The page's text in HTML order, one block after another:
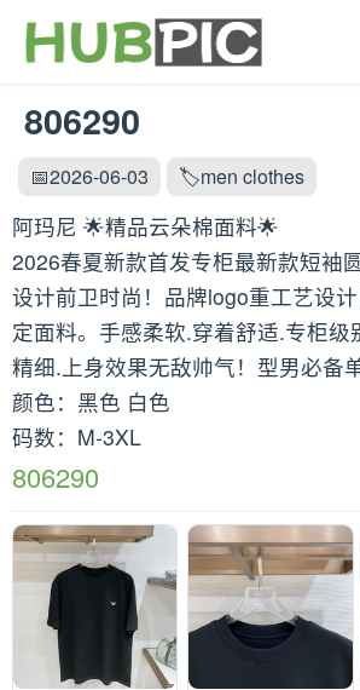
806290
📅2026-06-03 🏷️men clothes
阿玛尼 🌟精品云朵棉面料🌟
2026春夏新款首发专柜最新款短袖
设计前卫时尚！品牌logo重工艺设
定面料。手感柔软.穿着舒适.专柜级
精细.上身效果无敌帅气！型男必备单
颜色：黑色 白色
码数：M-3XL
806290